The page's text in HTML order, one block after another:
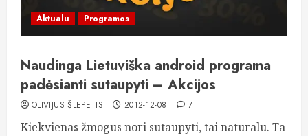
Aktualu Programos
Naudinga Lietuviška android programa
padėsianti sutaupyti – Akcijos
OLIVIJUS ŠLEPETIS 2012-12-08 7
Kiekvienas žmogus nori sutaupyti, tai natūralu. Ta